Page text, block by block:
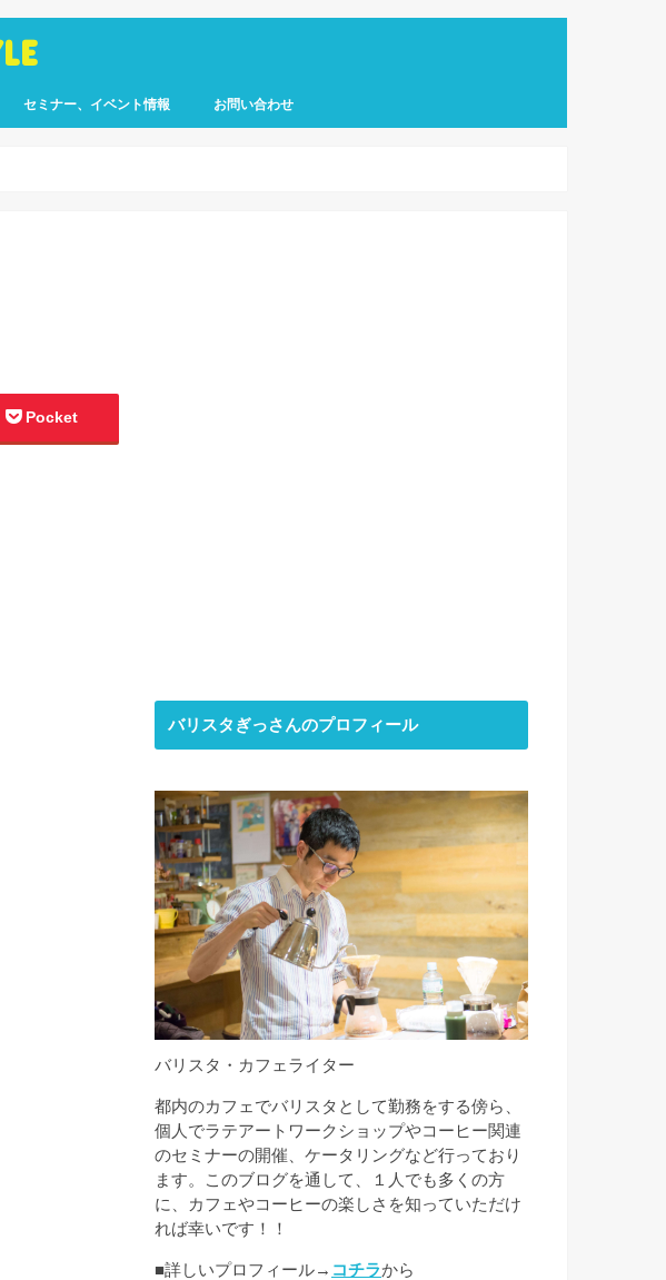
セミナー、イベント情報 お問い合わせ
Pocket
バリスタぎっさんのプロフィール
バリスタ・カフェライター
都内のカフェでバリスタとして勤務をする傍ら、
個人でラテアートワークショップやコーヒー関連
のセミナーの開催、ケータリングなど行っており
ます。このブログを通して、１人でも多くの方
に、カフェやコーヒーの楽しさを知っていただけ
れば幸いです！！
■詳しいプロフィール→ コチラから